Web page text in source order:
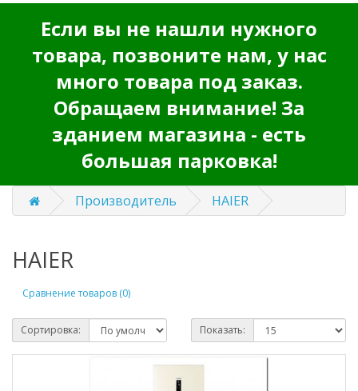
Если вы не нашли нужного
товара, позвоните нам, у нас
много товара под заказ.
Обращаем внимание! За
зданием магазина - есть
большая парковка!
Производитель HAIER
HAIER
Сравнение товаров (0)
Сортировка: Показать: